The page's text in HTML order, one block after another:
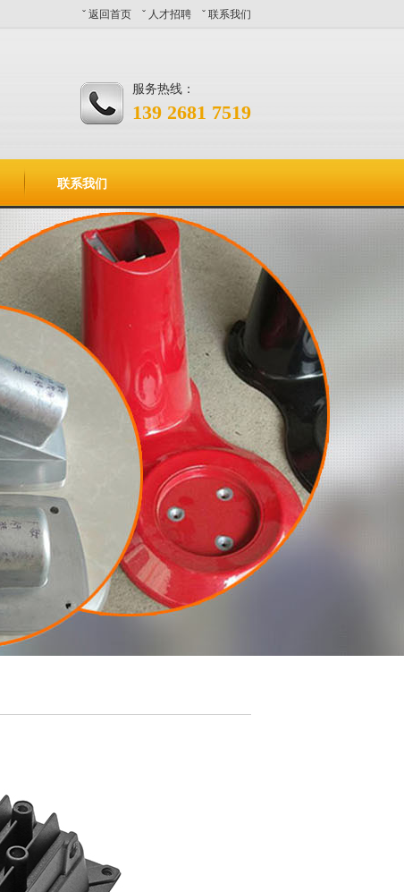
ˇ 返回首页 ˇ 人才招聘 ˇ 联系我们
服务热线：
139 2681 7519
联系我们